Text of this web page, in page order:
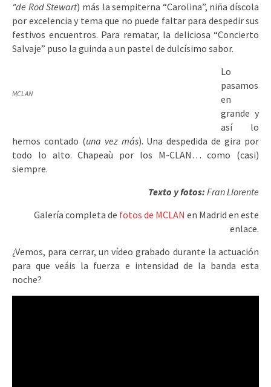
“de Rod Stewart) más la sempiterna “Carolina”, niña díscola
por excelencia y tema que no puede faltar para despedir sus
festivos encuentros. Para rematar, la deliciosa “Concierto
Salvaje” puso la guinda a un pastel de dulcísimo sabor.
MCLAN
Lo
pasamos
en
grande y
así lo
hemos contado (una vez más). Una despedida de gira por
todo lo alto. Chapeaù por los M-CLAN… como (casi)
siempre.
Texto y fotos: Fran Llorente
Galería completa de fotos de MCLAN en Madrid en este
enlace.
¿Vemos, para cerrar, un vídeo grabado durante la actuación
para que veáis la fuerza e intensidad de la banda esta
noche?